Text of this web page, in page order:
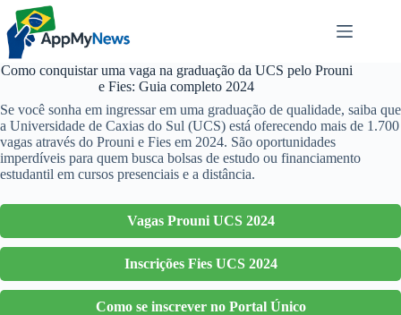
Pular
para
conteúdo
Como conquistar uma vaga na graduação da UCS pelo Prouni
e Fies: Guia completo 2024
Se você sonha em ingressar em uma graduação de qualidade, saiba que
a Universidade de Caxias do Sul (UCS) está oferecendo mais de 1.700
vagas através do Prouni e Fies em 2024. São oportunidades
imperdíveis para quem busca bolsas de estudo ou financiamento
estudantil em cursos presenciais e a distância.
Vagas Prouni UCS 2024
Inscrições Fies UCS 2024
Como se inscrever no Portal Único